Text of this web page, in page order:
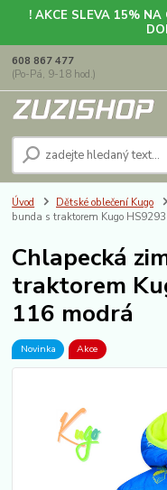
! AKCE SLEVA 15% NA
608 867 477
(Po-Pá, 9-18 hod.)
Úvod Dětské oblečení Kugo
bunda s traktorem Kugo
Chlapecká
traktorem
116 modrá
Novinka Akce